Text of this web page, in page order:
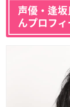
声優・逢
んプロフィ